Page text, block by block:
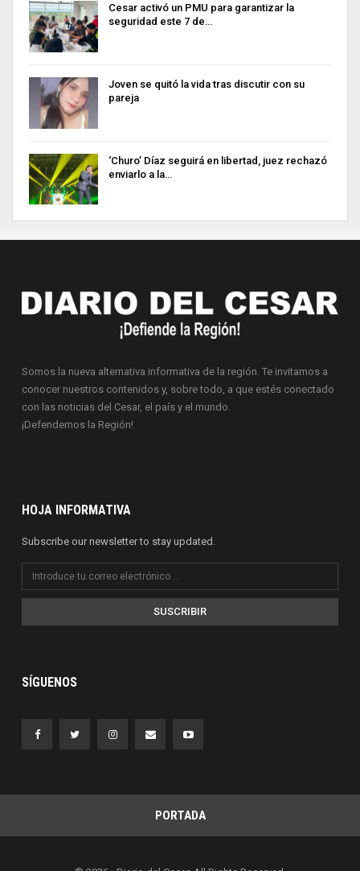
Cesar activó un PMU para garantizar la
seguridad este 7 de…
Joven se quitó la vida tras discutir con su
pareja
‘Churo’ Díaz seguirá en libertad, juez rechazó
enviarlo a la…
Somos la nueva alternativa informativa de la región. Te invitamos a
conocer nuestros contenidos y, sobre todo, a que estés conectado
con las noticias del Cesar, el país y el mundo.
¡Defendemos la Región!
HOJA INFORMATIVA
Subscribe our newsletter to stay updated.
SUSCRIBIR
SÍGUENOS
PORTADA